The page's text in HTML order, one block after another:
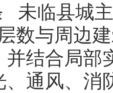
未临县城
数与周边
并结合局部
、通风、消